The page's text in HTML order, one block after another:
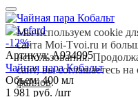
-12%
Артикул:A934995
Чайная пара Кобальт
Объем: 400 мл
1 981 руб. /шт
Мы используем cookie
сайта Moi-Tvoi.ru и
использования.
сайт, вы соглашаетесь
файлов.